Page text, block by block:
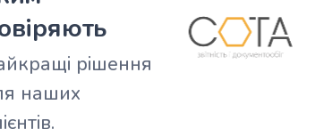
рішення
наших